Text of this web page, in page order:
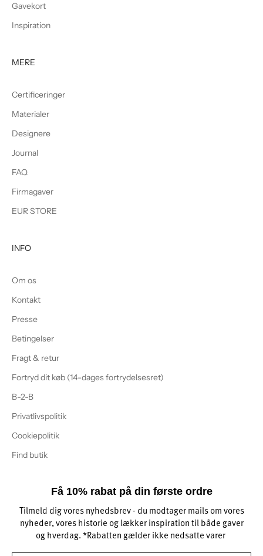
Gavekort
Inspiration
MERE
Certificeringer
Materialer
Designere
Journal
FAQ
Firmagaver
EUR STORE
INFO
Om os
Kontakt
Presse
Betingelser
Fragt & retur
Fortryd dit køb (14-dages fortrydelsesret)
B-2-B
Privatlivspolitik
Cookiepolitik
Find butik
Få 10% rabat på din første ordre
Tilmeld dig vores nyhedsbrev - du modtager mails om vores
nyheder, vores historie og lækker inspiration til både gaver
og hverdag. *Rabatten gælder ikke nedsatte varer